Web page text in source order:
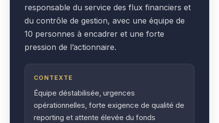
responsable du service des flux financiers et
du contrôle de gestion, avec une équipe de
10 personnes à encadrer et une forte
pression de l’actionnaire.
CONTEXTE
Équipe déstabilisée, urgences
opérationnelles, forte exigence de qualité de
reporting et attente élevée du fonds